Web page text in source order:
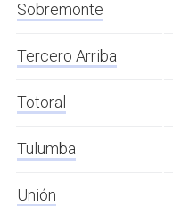
Sobremonte
Tercero Arriba
Totoral
Tulumba
Unión